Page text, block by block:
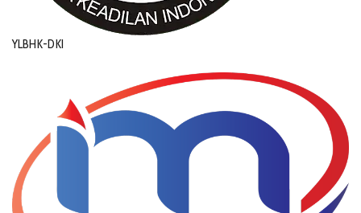
YLBHK-DKI